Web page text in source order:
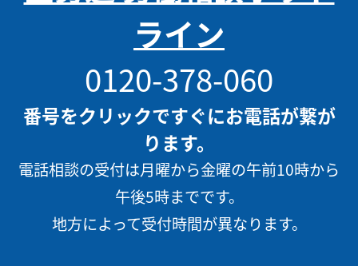
ライン
0120-378-060
番号をクリックですぐにお電話が繋が
ります。
電話相談の受付は月曜から金曜の午前10時から
午後5時までです。
地方によって受付時間が異なります。